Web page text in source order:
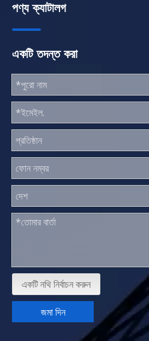
পণ্য ক্যাটালগ
একটি তদন্ত করা
একটি নথি নির্বাচন করুন
জমা দিন